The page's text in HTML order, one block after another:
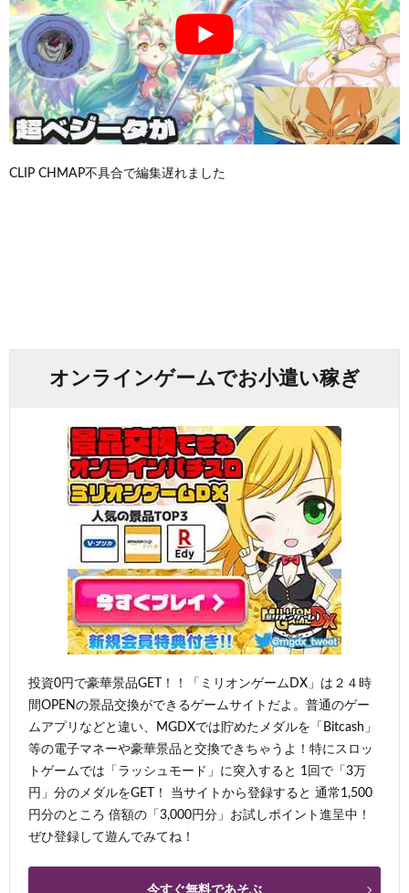
CLIP CHMAP不具合で編集遅れました
オンラインゲームでお小遣い稼ぎ
投資0円で豪華景品GET！！「ミリオンゲームDX」は２４時
間OPENの景品交換ができるゲームサイトだよ。普通のゲー
ムアプリなどと違い、MGDXでは貯めたメダルを「Bitcash」
等の電子マネーや豪華景品と交換できちゃうよ！特にスロッ
トゲームでは「ラッシュモード」に突入すると 1回で「3万
円」分のメダルをGET！ 当サイトから登録すると 通常1,500
円分のところ 倍額の「3,000円分」お試しポイント進呈中！
ぜひ登録して遊んでみてね！
今すぐ無料であそぶ